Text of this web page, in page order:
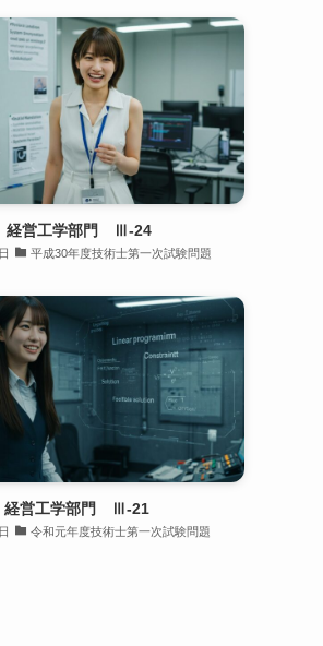
経営工学部門 Ⅲ-24
平成30年度技術士第一次試験問題
経営工学部門 Ⅲ-21
令和元年度技術士第一次試験問題